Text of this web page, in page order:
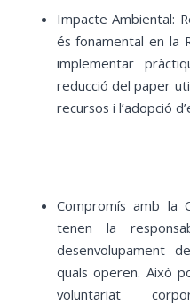
Impacte Ambiental:
és fonamental en la
implementar
reducció del paper
recursos i l’adopció
Compromís amb la
tenen la
desenvolupament
quals operen. Això
voluntariat